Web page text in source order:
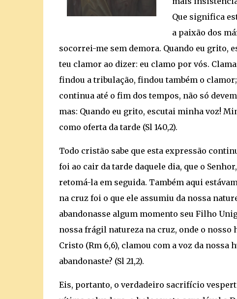
Que significa
a paixão dos
socorrei-me sem demora. Quando eu grito,
teu clamor ao dizer: eu clamo por vós.
findou a tribulação, findou também o
continua até o fim dos tempos, não só
mas: Quando eu grito, escutai minha voz!
como oferta da tarde (Sl 140,2).
Todo cristão sabe que esta expressão
foi ao cair da tarde daquele dia, que o
retomá-la em seguida. Também aqui
na cruz foi o que ele assumiu da nossa
abandonasse algum momento seu Filho
nossa frágil natureza na cruz, onde o
Cristo (Rm 6,6), clamou com a voz da nossa
abandonaste? (Sl 21,2).
Eis, portanto, o verdadeiro sacrifício